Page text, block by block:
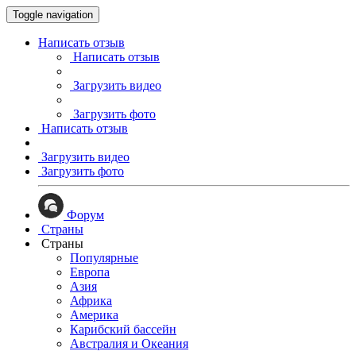
Toggle navigation
Написать отзыв
Написать отзыв
Загрузить видео
Загрузить фото
Написать отзыв
Загрузить видео
Загрузить фото
Форум
Страны
Страны
Популярные
Европа
Азия
Африка
Америка
Карибский бассейн
Австралия и Океания